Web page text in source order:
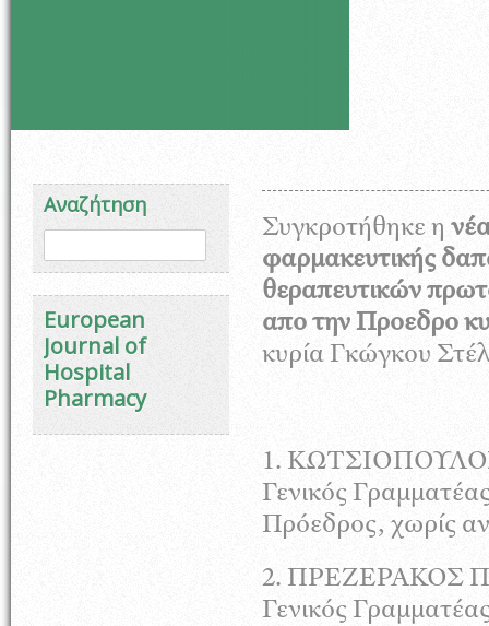
Αναζήτηση
Φόρμα αναζήτησης
European
Journal of
Hospital
Pharmacy
Συγκροτήθηκε η
φαρμακευτικής
θεραπευτικών
απο την Προεδρο
κυρία Γκώγκου
1.
Γενικός
Πρόεδρος, χωρίς
2. ΠΡΕΖΕΡΑΚΟΣ
Γενικός